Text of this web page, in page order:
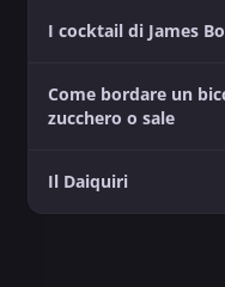
I cocktail di James
Come bordare un
zucchero o sale
Il Daiquiri